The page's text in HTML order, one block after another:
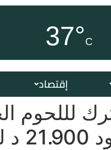
37°C
إقتصاد
لللحوم